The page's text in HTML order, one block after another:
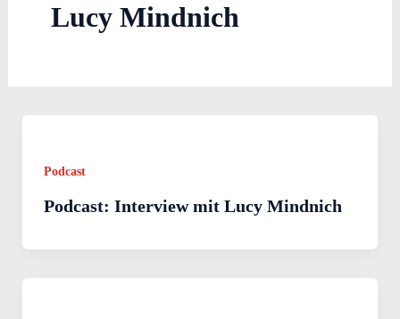
Lucy Mindnich
Podcast
Podcast: Interview mit Lucy Mindnich